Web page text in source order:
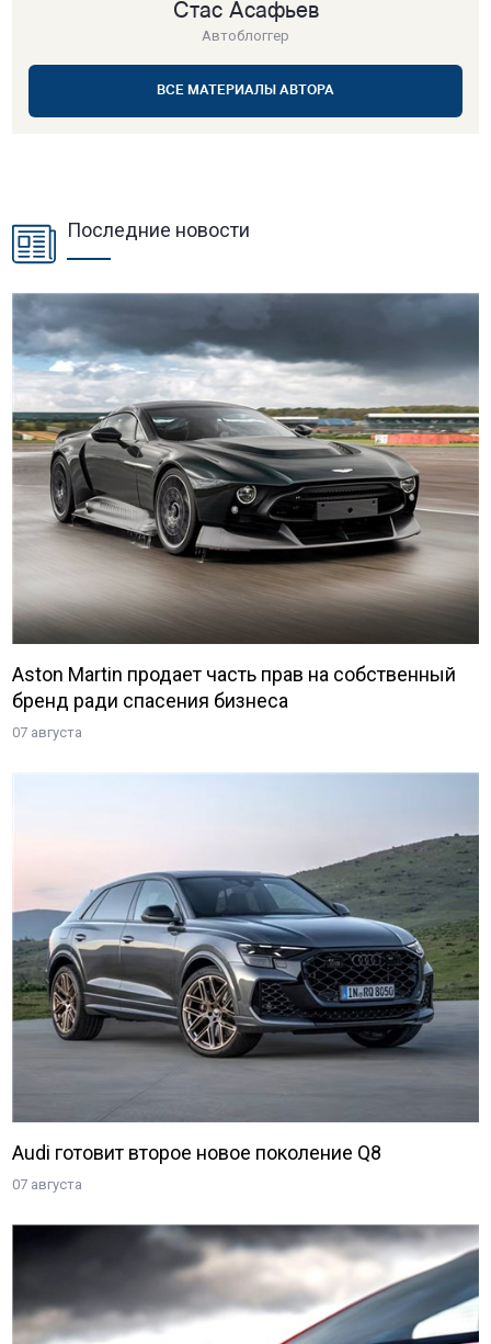
Стас Асафьев
Автоблоггер
ВСЕ МАТЕРИАЛЫ АВТОРА
Последние новости
Aston Martin продает часть прав на собственный
бренд ради спасения бизнеса
07 августа
Audi готовит второе новое поколение Q8
07 августа